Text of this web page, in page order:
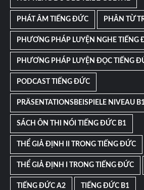
PHÁT ÂM TIẾNG ĐỨC PHÂN TỪ
PHƯƠNG PHÁP LUYỆN NGHE TIẾNG
PHƯƠNG PHÁP LUYỆN ĐỌC TIẾNG
PODCAST TIẾNG ĐỨC
PRÄSENTATIONSBEISPIELE NIVEAU
SÁCH ÔN THI NÓI TIẾNG ĐỨC B1
THỂ GIẢ ĐỊNH II TRONG TIẾNG ĐỨC
THỂ GIẢ ĐỊNH I TRONG TIẾNG ĐỨC
TIẾNG ĐỨC A2 TIẾNG ĐỨC B1